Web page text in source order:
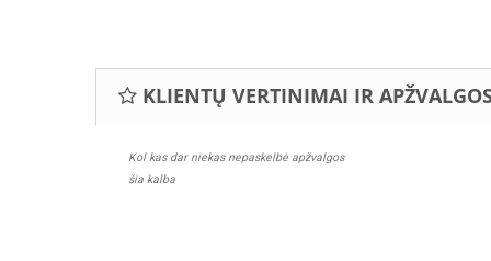
KLIENTŲ VERTINIMAI IR
Kol kas dar niekas nepaskelbė apžvalgos
šia kalba